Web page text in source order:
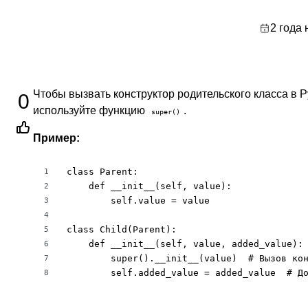
2 года
0 Чтобы вызвать конструктор родительского класса в
используйте функцию
super() .
Пример:
1
2
3
4
5
6
7
8
class Parent:
    def __init__(self, value):
        self.value = value
class Child(Parent):
    def __init__(self, value, added_value):
super().__init__(value)  # Вызов
self.added_value = added_value  #